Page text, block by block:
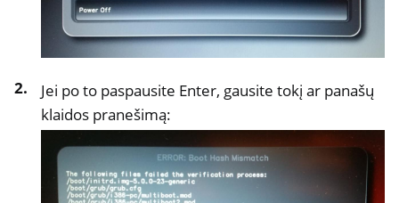
navigation of NextBox
navigation of NetHSM
navigation of NitroWall
navigation of NitroWall NW750
Jei po to paspausite Enter, gausite tokį ar panašų
klaidos pranešimą: